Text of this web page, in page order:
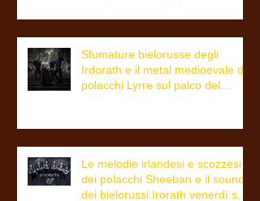
Sfumature bielorusse degli
Irdorath e il metal medioevale dei
polacchi Lyrre sul palco del
Le melodie irlandesi e scozzesi
dei polacchi Sheeban e il sound
dei bielorussi Irorath venerdì sul